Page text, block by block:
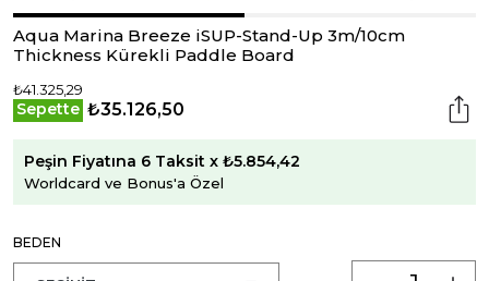
Aqua Marina Breeze iSUP-Stand-Up 3m/10cm
Thickness Kürekli Paddle Board
₺41.325,29
Sepette ₺35.126,50
Peşin Fiyatına 6 Taksit x ₺5.854,42
Worldcard ve Bonus'a Özel
BEDEN